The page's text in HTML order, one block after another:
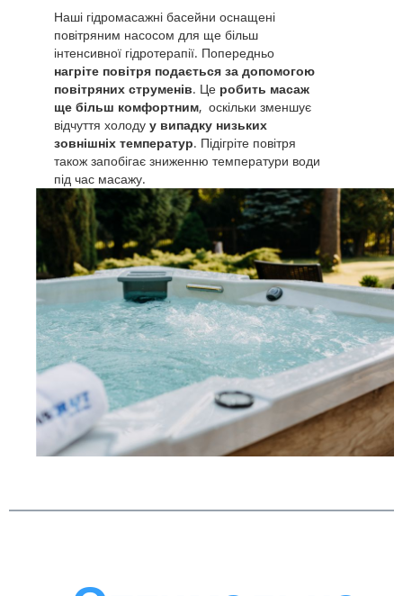
Наші гідромасажні басейни оснащені
повітряним насосом для ще більш
інтенсивної гідротерапії. Попередньо
нагріте повітря подається за допомогою
повітряних струменів. Це робить масаж
ще більш комфортним, оскільки зменшує
відчуття холоду у випадку низьких
зовнішніх температур. Підігріте повітря
також запобігає зниженню температури води
під час масажу.